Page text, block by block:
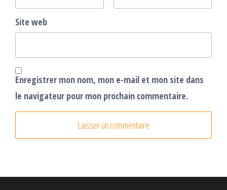
Site web
Enregistrer mon nom, mon e-mail et mon site dans
le navigateur pour mon prochain commentaire.